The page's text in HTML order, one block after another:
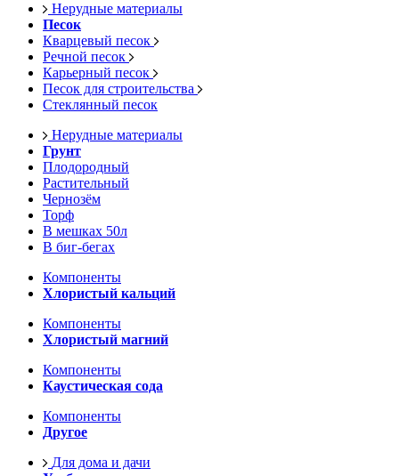
Нерудные материалы
Песок
Кварцевый песок
Речной песок
Карьерный песок
Песок для строительства
Стеклянный песок
Нерудные материалы
Грунт
Плодородный
Растительный
Чернозём
Торф
В мешках 50л
В биг-бегах
Компоненты
Хлористый кальций
Компоненты
Хлористый магний
Компоненты
Каустическая сода
Компоненты
Другое
Для дома и дачи